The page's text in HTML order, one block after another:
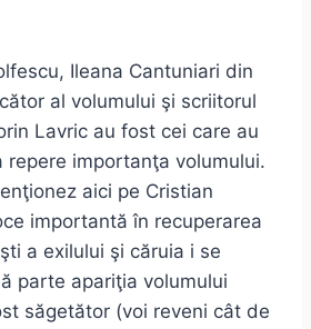
Ileana Cantuniari din
al volumului şi scriitorul
Lavric au fost cei care au
repere importanţa volumului.
aici pe Cristian
importantă în recuperarea
a exilului şi căruia i se
parte apariţia volumului
săgetător (voi reveni cât de